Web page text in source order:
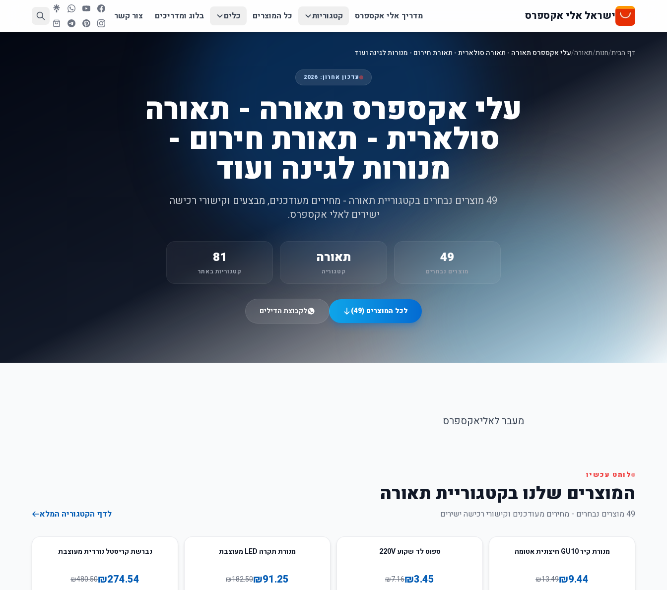
ישראל אלי אקספרס מדריך אלי אקספרס קטגוריות כל המוצרים כלים בלוג ומדריכים צור קשר
דף הבית/חנות/תאורה/עלי אקספרס תאורה - תאורה סולארית - תאורת חירום - מנורות לגינה ועוד
עדכון אחרון: 2026
עלי אקספרס תאורה - תאורה
סולארית - תאורת חירום -
מנורות לגינה ועוד
49 מוצרים נבחרים בקטגוריית תאורה - מחירים מעודכנים, מבצעים וקישורי רכישה
ישירים לאלי אקספרס.
49
מוצרים נבחרים
תאורה
קטגוריה
81
קטגוריות באתר
לכל המוצרים (49) לקבוצת הדילים
מעבר לאליאקספרס
לוהט עכשיו
המוצרים שלנו בקטגוריית תאורה
49 מוצרים נבחרים - מחירים מעודכנים וקישורי רכישה ישירים לדף הקטגוריה המלא
מנורת קיר GU10 חיצונית אטומה
₪9.44
₪13.49
ספוט לד שקוע 220V
₪3.45
₪7.16
מנורת תקרה LED מעוצבת
₪91.25
₪182.50
נברשת קריסטל נורדית מעוצבת
₪274.54
₪480.50